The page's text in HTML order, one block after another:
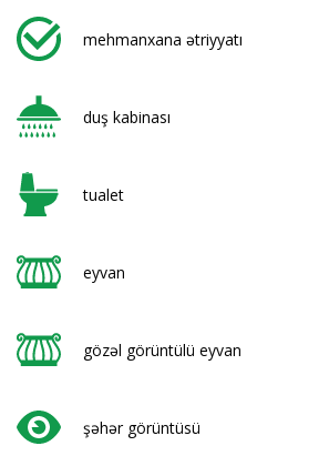
mehmanxana ətriyyatı
duş kabinası
tualet
eyvan
gözəl görüntülü eyvan
şəhər görüntüsü